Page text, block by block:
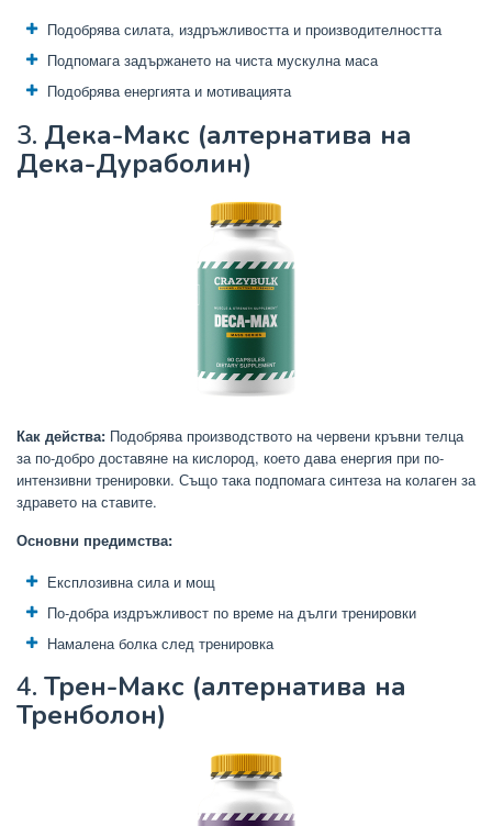
Подобрява силата, издръжливостта и производителността
Подпомага задържането на чиста мускулна маса
Подобрява енергията и мотивацията
3. Дека-Макс (алтернатива на
Дека-Дураболин)
Как действа: Подобрява производството на червени кръвни телца
за по-добро доставяне на кислород, което дава енергия при по-
интензивни тренировки. Също така подпомага синтеза на колаген за
здравето на ставите.
Основни предимства:
Експлозивна сила и мощ
По-добра издръжливост по време на дълги тренировки
Намалена болка след тренировка
4. Трен-Макс (алтернатива на
Тренболон)